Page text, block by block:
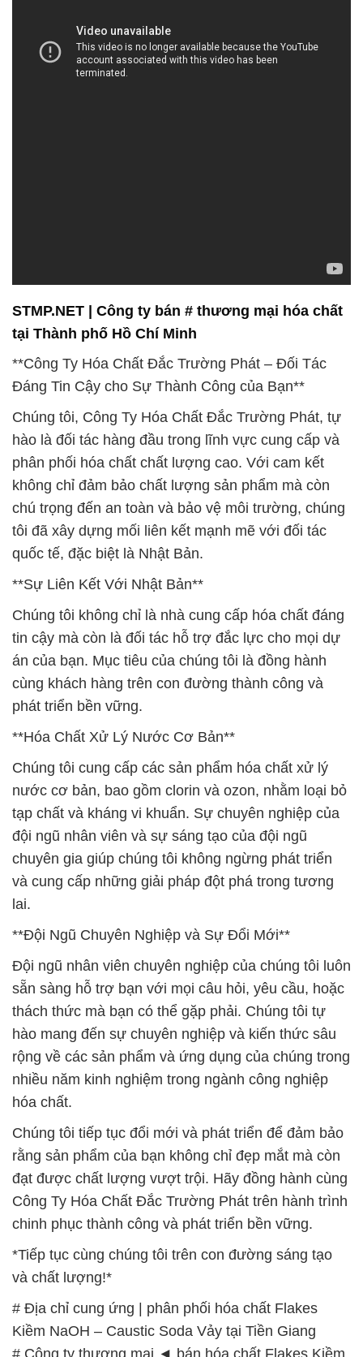
STMP.NET | Công ty bán # thương mại hóa chất
tại Thành phố Hồ Chí Minh
**Công Ty Hóa Chất Đắc Trường Phát – Đối Tác
Đáng Tin Cậy cho Sự Thành Công của Bạn**
Chúng tôi, Công Ty Hóa Chất Đắc Trường Phát, tự
hào là đối tác hàng đầu trong lĩnh vực cung cấp và
phân phối hóa chất chất lượng cao. Với cam kết
không chỉ đảm bảo chất lượng sản phẩm mà còn
chú trọng đến an toàn và bảo vệ môi trường, chúng
tôi đã xây dựng mối liên kết mạnh mẽ với đối tác
quốc tế, đặc biệt là Nhật Bản.
**Sự Liên Kết Với Nhật Bản**
Chúng tôi không chỉ là nhà cung cấp hóa chất đáng
tin cậy mà còn là đối tác hỗ trợ đắc lực cho mọi dự
án của bạn. Mục tiêu của chúng tôi là đồng hành
cùng khách hàng trên con đường thành công và
phát triển bền vững.
**Hóa Chất Xử Lý Nước Cơ Bản**
Chúng tôi cung cấp các sản phẩm hóa chất xử lý
nước cơ bản, bao gồm clorin và ozon, nhằm loại bỏ
tạp chất và kháng vi khuẩn. Sự chuyên nghiệp của
đội ngũ nhân viên và sự sáng tạo của đội ngũ
chuyên gia giúp chúng tôi không ngừng phát triển
và cung cấp những giải pháp đột phá trong tương
lai.
**Đội Ngũ Chuyên Nghiệp và Sự Đổi Mới**
Đội ngũ nhân viên chuyên nghiệp của chúng tôi luôn
sẵn sàng hỗ trợ bạn với mọi câu hỏi, yêu cầu, hoặc
thách thức mà bạn có thể gặp phải. Chúng tôi tự
hào mang đến sự chuyên nghiệp và kiến thức sâu
rộng về các sản phẩm và ứng dụng của chúng trong
nhiều năm kinh nghiệm trong ngành công nghiệp
hóa chất.
Chúng tôi tiếp tục đổi mới và phát triển để đảm bảo
rằng sản phẩm của bạn không chỉ đẹp mắt mà còn
đạt được chất lượng vượt trội. Hãy đồng hành cùng
Công Ty Hóa Chất Đắc Trường Phát trên hành trình
chinh phục thành công và phát triển bền vững.
*Tiếp tục cùng chúng tôi trên con đường sáng tạo
và chất lượng!*
# Địa chỉ cung ứng | phân phối hóa chất Flakes
Kiềm NaOH – Caustic Soda Vảy tại Tiền Giang